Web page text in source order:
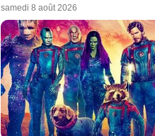
samedi 8 août 2026